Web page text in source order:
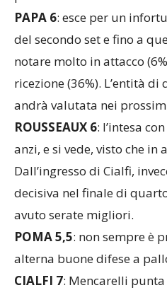
PAPA 6: esce per un
del secondo set e fino a
notare molto in attacco
ricezione (36%). L’entità di
andrà valutata nei
ROUSSEAUX 6: l’intesa
anzi, e si vede, visto che in
Dall’ingresso di Cialfi,
decisiva nel finale di
avuto serate migliori.
POMA 5,5: non sempre è
alterna buone difese a
CIALFI 7: Mencarelli